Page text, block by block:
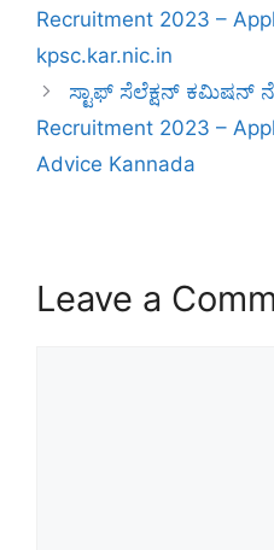
Recruitment 2023 –
kpsc.kar.nic.in
ಸ್ಟಾಫ್ ಸೆಲೆಕ್ಷನ್ ಕಮಿಷನ್
Recruitment 2023 –
Advice Kannada
Leave a